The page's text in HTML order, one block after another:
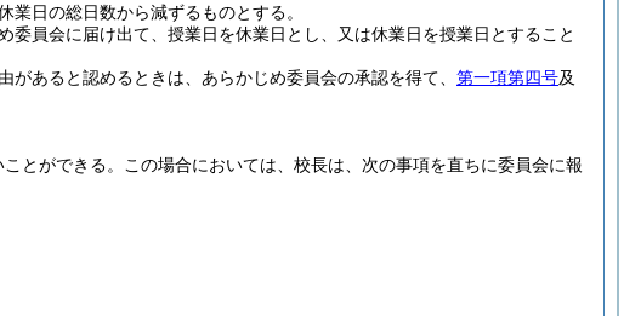
業日の総日数から減ずるものとする。
員会に届け出て、授業日を休業日とし、又は休業日を授業日とすること
あると認めるときは、あらかじめ委員会の承認を得て、 第一項第四号及
とができる。
この場合においては、校長は、次の事項を直ちに委員会に報